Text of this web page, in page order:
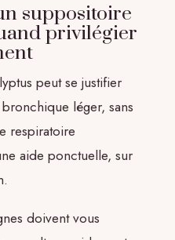
suppositoire
privilégier
peut se justifier
léger, sans
respiratoire
aide ponctuelle, sur
doivent vous